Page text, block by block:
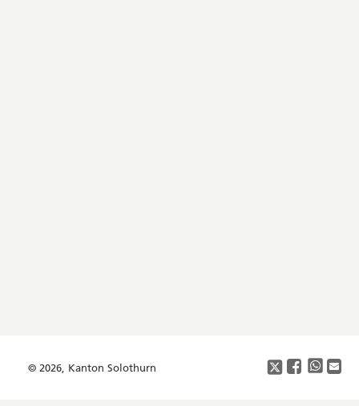
© 2026, Kanton Solothurn